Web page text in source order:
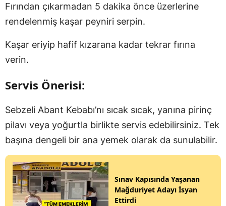
Fırından çıkarmadan 5 dakika önce üzerlerine
rendelenmiş kaşar peyniri serpin.
Kaşar eriyip hafif kızarana kadar tekrar fırına
verin.
Servis Önerisi:
Sebzeli Abant Kebabı’nı sıcak sıcak, yanına pirinç
pilavı veya yoğurtla birlikte servis edebilirsiniz. Tek
başına dengeli bir ana yemek olarak da sunulabilir.
Sınav Kapısında Yaşanan
Mağduriyet Adayı İsyan
Ettirdi